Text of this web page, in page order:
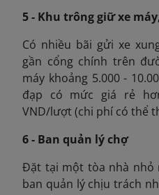
5 - Khu trông giữ xe
Có nhiều bãi gửi xe
gần cổng chính trên
máy khoảng 5.000 -
đạp có mức giá rẻ
VND/lượt (chi phí có thể
6 - Ban quản lý chợ
Đặt tại một tòa nhà nhỏ
ban quản lý chịu trách